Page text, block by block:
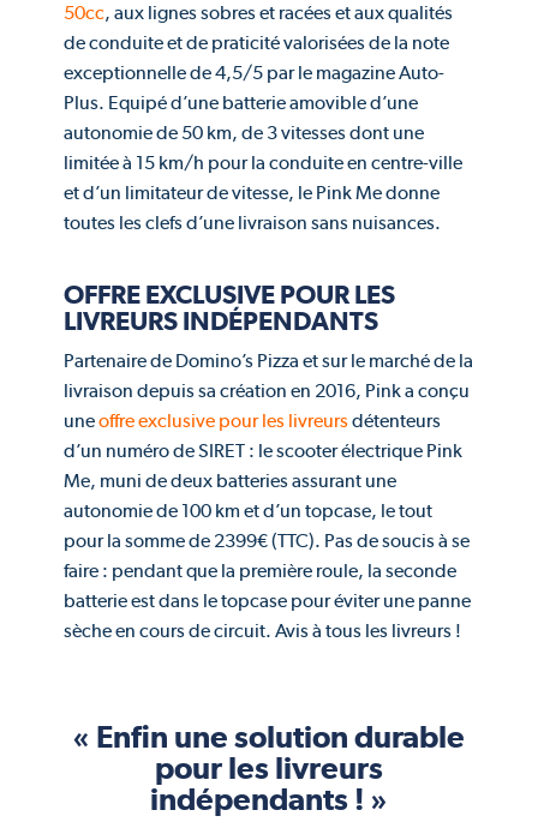
50cc, aux lignes sobres et racées et aux qualités
de conduite et de praticité valorisées de la note
exceptionnelle de 4,5/5 par le magazine Auto-
Plus. Equipé d’une batterie amovible d’une
autonomie de 50 km, de 3 vitesses dont une
limitée à 15 km/h pour la conduite en centre-ville
et d’un limitateur de vitesse, le Pink Me donne
toutes les clefs d’une livraison sans nuisances.
OFFRE EXCLUSIVE POUR LES
LIVREURS INDÉPENDANTS
Partenaire de Domino’s Pizza et sur le marché de la
livraison depuis sa création en 2016, Pink a conçu
uneoffre exclusive pour les livreursdétenteurs
d’un numéro de SIRET : le scooter électrique Pink
Me, muni de deux batteries assurant une
autonomie de 100 km et d’un topcase, le tout
pour la somme de 2399€ (TTC). Pas de soucis à se
faire : pendant que la première roule, la seconde
batterie est dans le topcase pour éviter une panne
sèche en cours de circuit. Avis à tous les livreurs !
« Enfin une solution durable
pour les livreurs
indépendants ! »